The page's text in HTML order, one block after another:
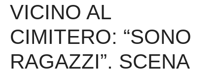
VICINO AL
CIMITERO: “SONO
RAGAZZI”. SCENA